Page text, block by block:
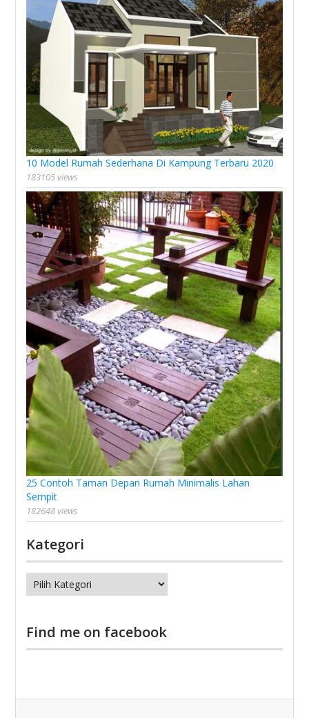
10 Model Rumah Sederhana Di Kampung Terbaru 2020
183105 views
25 Contoh Taman Depan Rumah Minimalis Lahan
Sempit
182648 views
Kategori
Kategori
Find me on facebook